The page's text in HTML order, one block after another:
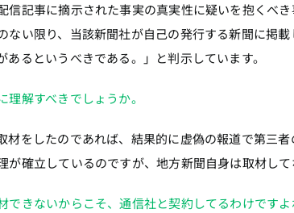
信記事に摘示された事実の真実性に疑いを抱くべ
ない限り、当該新聞社が自己の発行する新聞に掲
あるというべきである。」と判示しています。
理解すべきでしょうか。
材をしたのであれば、結果的に虚偽の報道で第三
が確立しているのですが、地方新聞自身は取材して
できないからこそ、通信社と契約してるわけですよ